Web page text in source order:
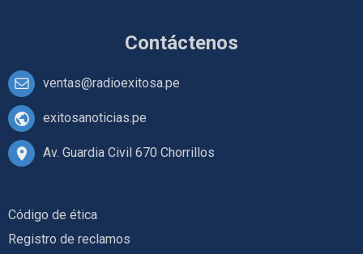
Contáctenos
ventas@radioexitosa.pe
exitosanoticias.pe
Av. Guardia Civil 670 Chorrillos
Código de ética
Registro de reclamos